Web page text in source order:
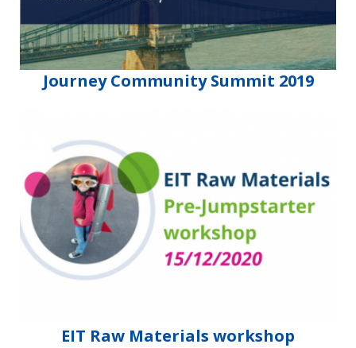
Journey Community Summit 2019
EIT Raw Materials workshop